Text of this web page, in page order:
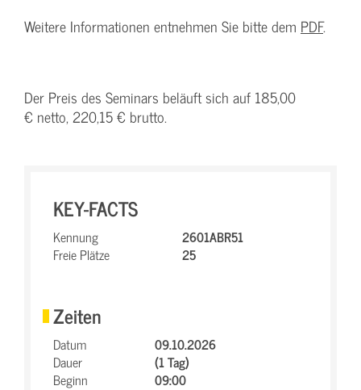
Weitere Informationen entnehmen Sie bitte dem PDF.
Der Preis des Seminars beläuft sich auf 185,00
€ netto, 220,15 € brutto.
KEY-FACTS
Kennung
2601ABR51
Freie Plätze
25
Zeiten
Datum
09.10.2026
Dauer
(1 Tag)
Beginn
09:00